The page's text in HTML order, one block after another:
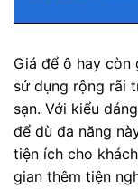
Giá để ô hay còn
sử dụng rộng rãi
sạn. Với kiểu
để dù đa năng
tiện ích cho
gian thêm tiện